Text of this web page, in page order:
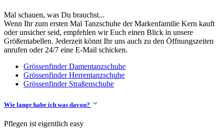
Mal schauen, was Du brauchst...
Wenn Ihr zum ersten Mal Tanzschuhe der Markenfamilie Kern kauft
oder unsicher seid, empfehlen wir Euch einen Blick in unsere
Größentabellen. Jederzeit könnt Ihr uns auch zu den Öffnungszeiten
anrufen oder 24/7 eine E-Mail schicken.
Grössenfinder Damentanzschuhe
Grössenfinder Herrentanzschuhe
Grössenfinder Straßenschuhe
Wie lange habe ich was davon?
Pflegen ist eigentlich easy